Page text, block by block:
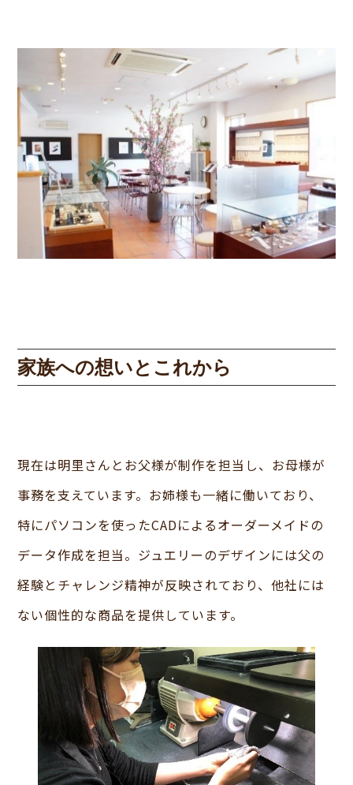
家族への想いとこれから
現在は明里さんとお父様が制作を担当し、お母様が
事務を支えています。お姉様も一緒に働いており、
特にパソコンを使ったCADによるオーダーメイドの
データ作成を担当。ジュエリーのデザインには父の
経験とチャレンジ精神が反映されており、他社には
ない個性的な商品を提供しています。